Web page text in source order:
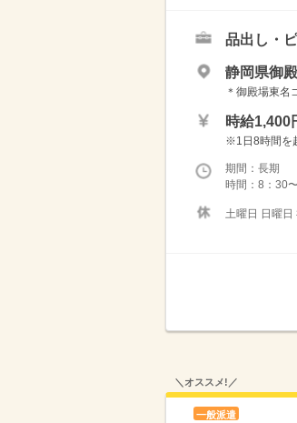
品出し・
静岡県御
＊御殿場東名
時給1,400
※1日8時間を
期間：長期
時間：8：30
土曜日 日曜日
＼オススメ!／
一般派遣